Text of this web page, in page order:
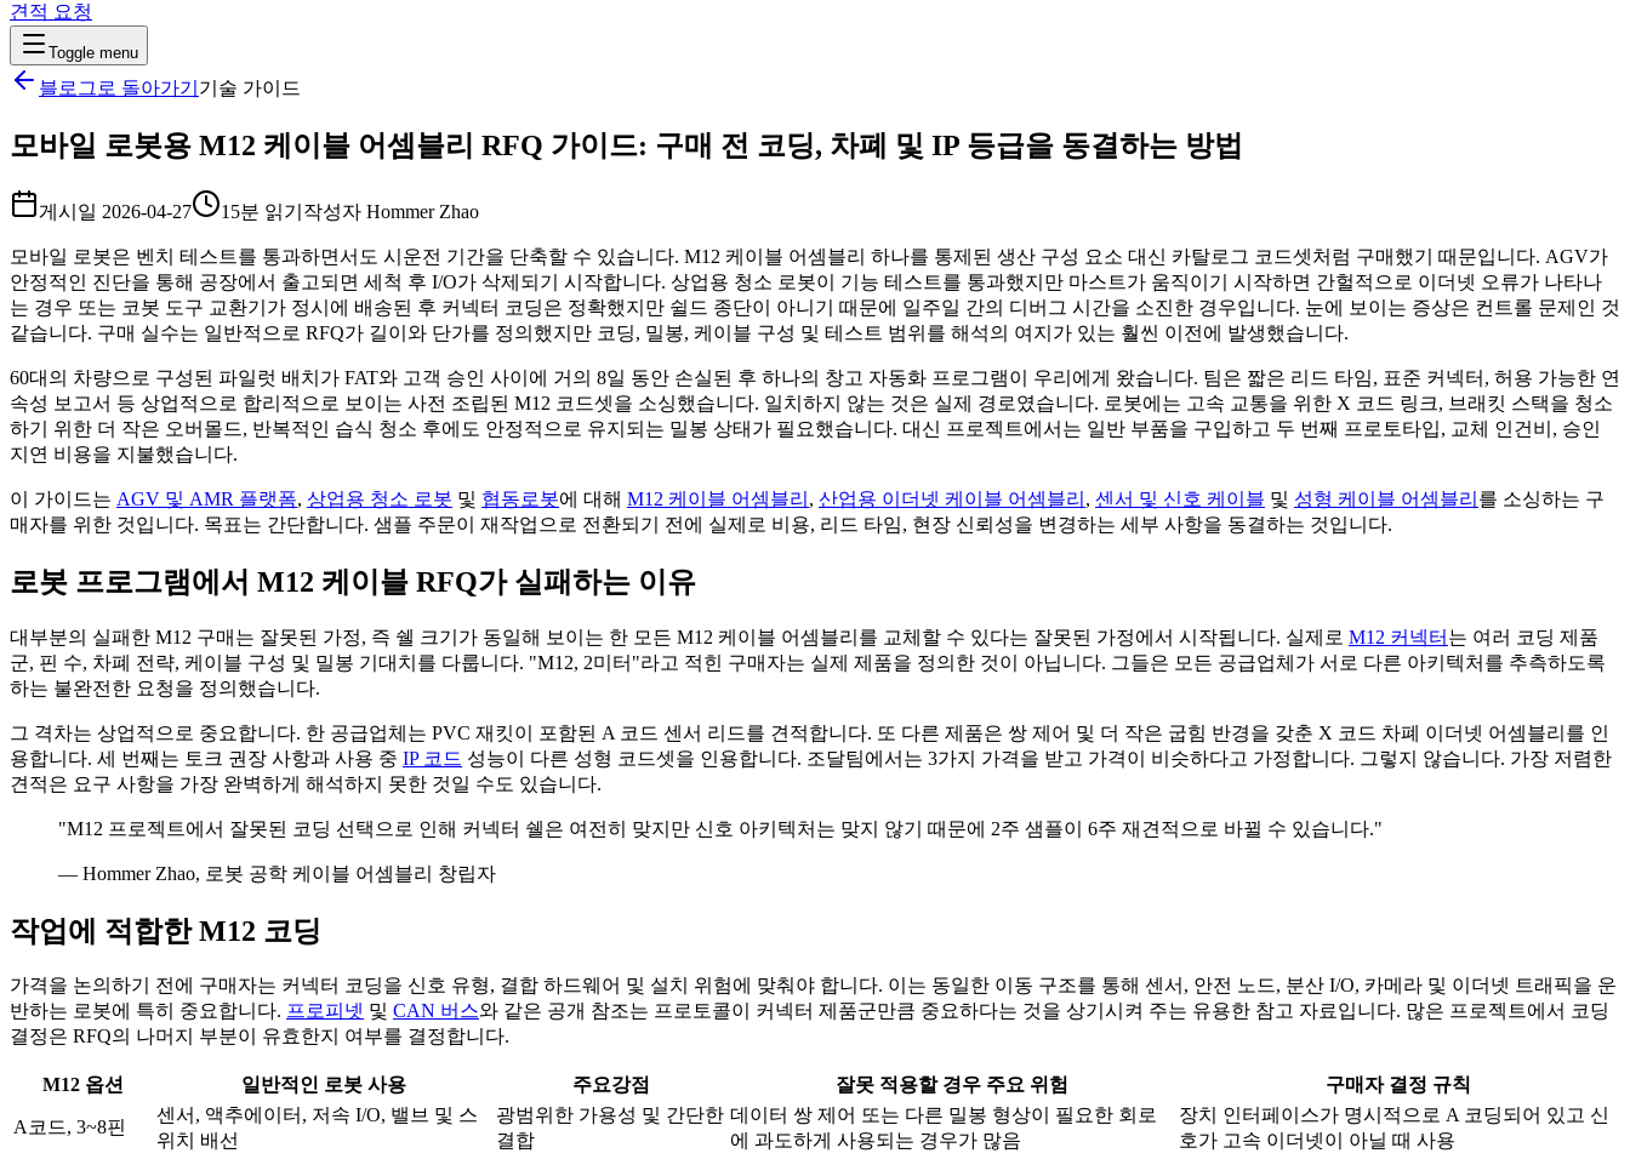
견적 요청
Toggle menu
블로그로 돌아가기 기술 가이드
모바일 로봇용 M12 케이블 어셈블리 RFQ 가이드: 구매 전 코딩, 차폐 및 IP 등급을 동결하는 방법
게시일 2026-04-27 15분 읽기 작성자 Hommer Zhao
모바일 로봇은 벤치 테스트를 통과하면서도 시운전 기간을 단축할 수 있습니다. M12 케이블 어셈블리 하나를 통제된 생산 구성 요소 대신 카탈로그 코드셋처럼 구매했기 때문입니다. AGV가
안정적인 진단을 통해 공장에서 출고되면 세척 후 I/O가 삭제되기 시작합니다. 상업용 청소 로봇이 기능 테스트를 통과했지만 마스트가 움직이기 시작하면 간헐적으로 이더넷 오류가 나타나
는 경우 또는 코봇 도구 교환기가 정시에 배송된 후 커넥터 코딩은 정확했지만 쉴드 종단이 아니기 때문에 일주일 간의 디버그 시간을 소진한 경우입니다. 눈에 보이는 증상은 컨트롤 문제인 것
같습니다. 구매 실수는 일반적으로 RFQ가 길이와 단가를 정의했지만 코딩, 밀봉, 케이블 구성 및 테스트 범위를 해석의 여지가 있는 훨씬 이전에 발생했습니다.
60대의 차량으로 구성된 파일럿 배치가 FAT와 고객 승인 사이에 거의 8일 동안 손실된 후 하나의 창고 자동화 프로그램이 우리에게 왔습니다. 팀은 짧은 리드 타임, 표준 커넥터, 허용 가능한 연
속성 보고서 등 상업적으로 합리적으로 보이는 사전 조립된 M12 코드셋을 소싱했습니다. 일치하지 않는 것은 실제 경로였습니다. 로봇에는 고속 교통을 위한 X 코드 링크, 브래킷 스택을 청소
하기 위한 더 작은 오버몰드, 반복적인 습식 청소 후에도 안정적으로 유지되는 밀봉 상태가 필요했습니다. 대신 프로젝트에서는 일반 부품을 구입하고 두 번째 프로토타입, 교체 인건비, 승인
지연 비용을 지불했습니다.
이 가이드는 AGV 및 AMR 플랫폼, 상업용 청소 로봇 및 협동로봇에 대해 M12 케이블 어셈블리 , 산업용 이더넷 케이블 어셈블리 , 센서 및 신호 케이블 및 성형 케이블 어셈블리 를 소싱하는 구
매자를 위한 것입니다. 목표는 간단합니다. 샘플 주문이 재작업으로 전환되기 전에 실제로 비용, 리드 타임, 현장 신뢰성을 변경하는 세부 사항을 동결하는 것입니다.
로봇 프로그램에서 M12 케이블 RFQ가 실패하는 이유
대부분의 실패한 M12 구매는 잘못된 가정, 즉 쉘 크기가 동일해 보이는 한 모든 M12 케이블 어셈블리를 교체할 수 있다는 잘못된 가정에서 시작됩니다. 실제로 M12 커넥터 는 여러 코딩 제품
군, 핀 수, 차폐 전략, 케이블 구성 및 밀봉 기대치를 다룹니다. "M12, 2미터"라고 적힌 구매자는 실제 제품을 정의한 것이 아닙니다. 그들은 모든 공급업체가 서로 다른 아키텍처를 추측하도록
하는 불완전한 요청을 정의했습니다.
그 격차는 상업적으로 중요합니다. 한 공급업체는 PVC 재킷이 포함된 A 코드 센서 리드를 견적합니다. 또 다른 제품은 쌍 제어 및 더 작은 굽힘 반경을 갖춘 X 코드 차폐 이더넷 어셈블리를 인
용합니다. 세 번째는 토크 권장 사항과 사용 중 IP 코드 성능이 다른 성형 코드셋을 인용합니다. 조달팀에서는 3가지 가격을 받고 가격이 비슷하다고 가정합니다. 그렇지 않습니다. 가장 저렴한
견적은 요구 사항을 가장 완벽하게 해석하지 못한 것일 수도 있습니다.
"M12 프로젝트에서 잘못된 코딩 선택으로 인해 커넥터 쉘은 여전히 ​​맞지만 신호 아키텍처는 맞지 않기 때문에 2주 샘플이 6주 재견적으로 바뀔 수 있습니다."
— Hommer Zhao, 로봇 공학 케이블 어셈블리 창립자
작업에 적합한 M12 코딩
가격을 논의하기 전에 구매자는 커넥터 코딩을 신호 유형, 결합 하드웨어 및 설치 위험에 맞춰야 합니다. 이는 동일한 이동 구조를 통해 센서, 안전 노드, 분산 I/O, 카메라 및 이더넷 트래픽을 운
반하는 로봇에 특히 중요합니다. 프로피넷 및 CAN 버스와 같은 공개 참조는 프로토콜이 커넥터 제품군만큼 중요하다는 것을 상기시켜 주는 유용한 참고 자료입니다. 많은 프로젝트에서 코딩
결정은 RFQ의 나머지 부분이 유효한지 여부를 결정합니다.
M12 옵션 일반적인 로봇 사용 주요강점 잘못 적용할 경우 주요 위험 구매자 결정 규칙
A코드, 3~8핀
센서, 액추에이터, 저속 I/O, 밸브 및 스
위치 배선
광범위한 가용성 및 간단한
결합
데이터 쌍 제어 또는 다른 밀봉 형상이 필요한 회로
에 과도하게 사용되는 경우가 많음
장치 인터페이스가 명시적으로 A 코딩되어 있고 신
호가 고속 이더넷이 아닐 때 사용